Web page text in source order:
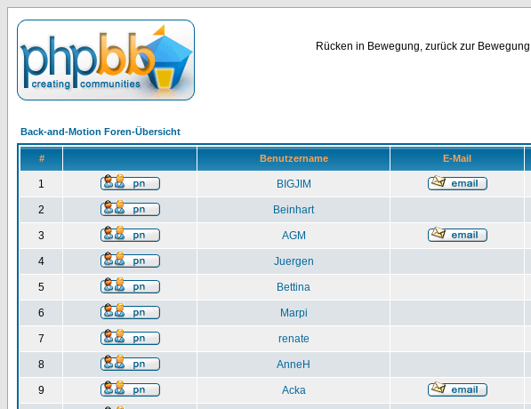
Rücken in Bewegung, zurück zur
Back-and-Motion Foren-Übersicht
# Benutzername E-Mail
1 BIGJIM
2 Beinhart
3 AGM
4 Juergen
5 Bettina
6 Marpi
7 renate
8 AnneH
9 Acka